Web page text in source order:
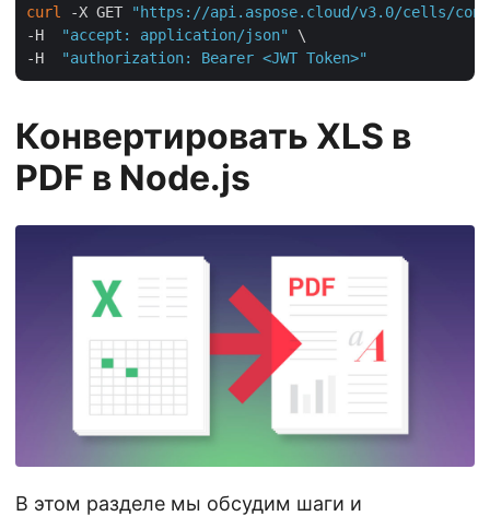
curl -X GET
"https://api.aspose.cloud/v3.0/cells/
-H
"accept: application/json"
\
-H
"authorization: Bearer <JWT Token>"
Конвертировать XLS в
PDF в Node.js
В этом разделе мы обсудим шаги и